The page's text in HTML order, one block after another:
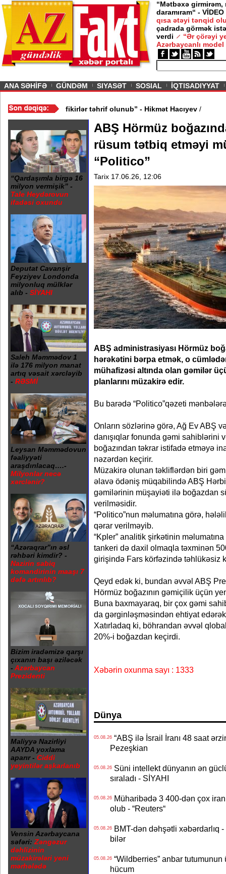
“Mətbəxə girmirəm,
daramıram“ - VİDEO
qısa ətəyi tənqid
çadrada görmək
verdi
“Ər çörəyi
Azərbaycanlı model
ANA SƏHİFƏ GÜNDƏM SIYASƏT SOSIAL İQTISADIYYAT
VİDEO/“Mənə aid bəzi fikirlər təhrif olunub” - Hikmət Hacıyev
“Qardaşımla birgə 16
milyon vermişik” -
Tale Heydərovun
ifadəsi oxundu
Deputat Cavanşir
Feyziyev Londonda
milyonluq mülklər
alıb - SİYAHI
Saleh Məmmədov 1
ilə 176 milyon manat
artıq vəsait xərcləyib
- RƏSMİ
Leysan Məmmədovun
fəaliyyəti
araşdırılacaq….-
Milyonlar necə
xərclənir?
“Azəraqrar”ın əsl
rəhbəri kimdir? -
Nazirin sabiq
komandirinin maaşı 7
dəfə artırılıb?
Bizim iradəmizə qarşı
çıxanın başı əziləcək
- Azərbaycan
Prezidenti
Maliyyə Nazirliyi
AAYDA yoxlama
aparır - Ciddi
yeyintilər aşkarlanıb
Vensin Azərbaycana
səfəri: Zəngəzur
dəhlizinin
müzakirələri yeni
mərhələdə
ABŞ Hörmüz
rüsum tətbiq etməyi
“Politico”
Tarix 17.06.26, 12:06
ABŞ administrasiyası Hörmüz
hərəkətini bərpa etmək, o
mühafizəsi altında olan gəmilər
planlarını müzakirə edir.
Bu barədə “Politico”qəzeti
Onların sözlərinə görə, Ağ Ev ABŞ
danışıqlar fonunda gəmi sahiblərini
boğazından təkrar istifadə etməyə
nəzərdən keçirir.
Müzakirə olunan təkliflərdən biri
əlavə ödəniş müqabilində ABŞ
gəmilərinin müşayiəti ilə boğazdan
verilməsidir.
“Politico”nun məlumatına görə,
qərar verilməyib.
“Kpler” analitik şirkətinin
tankeri də daxil olmaqla təxminən
girişində Fars körfəzində təhlükəsiz
Qeyd edək ki, bundan əvvəl ABŞ
Hörmüz boğazının gəmiçilik üçün
Buna baxmayaraq, bir çox gəmi
da gərginləşməsindən ehtiyat edərək
Xatırladaq ki, böhrandan əvvəl
20%-i boğazdan keçirdi.
Xəbərin oxunma sayı : 1333
Dünya
05.08.26“ABŞ ilə İsrail İranı 48 saat
Pezeşkian
05.08.26Süni intellekt dünyanın ən
sıraladı - SİYAHI
05.08.26Müharibədə 3 400-dən çox
olub - “Reuters“
05.08.26BMT-dən dəhşətli xəbərdarlıq
bilər
05.08.26“Wildberries” anbar tutumunun
hücum